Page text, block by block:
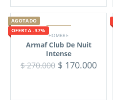
AGOTADO
OFERTA -37%
HOMBRE
Armaf Club De Nuit
Intense
$270.000 $ 170.000